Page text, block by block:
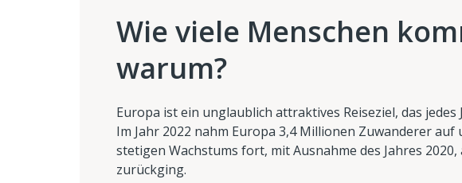
Wie viele Menschen
warum?
Europa ist ein unglaublich attraktives Reiseziel, das
Im Jahr 2022 nahm Europa 3,4 Millionen Zuwanderer
stetigen Wachstums fort, mit Ausnahme des Jahres
zurückging.